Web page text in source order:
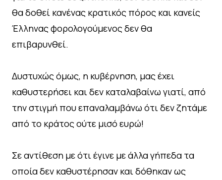
θα δοθεί κανένας κρατικός πόρος και κανείς
Έλληνας φορολογούμενος δεν θα
επιβαρυνθεί.
Δυστυχώς όμως, η κυβέρνηση, μας έχει
καθυστερήσει και δεν καταλαβαίνω γιατί, από
την στιγμή που επαναλαμβάνω ότι δεν ζητάμε
από το κράτος ούτε μισό ευρώ!
Σε αντίθεση με ότι έγινε με άλλα γήπεδα τα
οποία δεν καθυστέρησαν και δόθηκαν ως